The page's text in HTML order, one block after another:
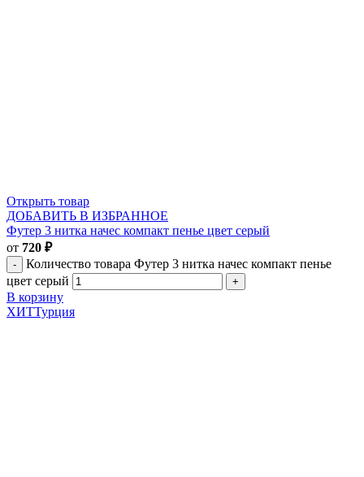
Открыть товар
ДОБАВИТЬ В ИЗБРАННОЕ
Футер 3 нитка начес компакт пенье цвет серый
от 720 ₽
Количество товара Футер 3 нитка начес компакт пенье
цвет серый
В корзину
ХИТТурция